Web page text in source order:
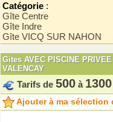
Catégorie :
Gîte Centre
Gîte Indre
Gîte VICQ SUR NAHON
Gites AVEC PISCINE
VALENCAY
Tarifs de 500 à 1300
Ajouter à ma sélection